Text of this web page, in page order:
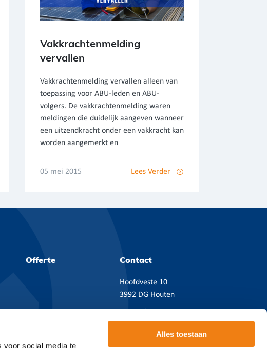
voor social media te
Alles toestaan
Vakkrachtenmelding
vervallen
Vakkrachtenmelding vervallen alleen van
toepassing voor ABU-leden en ABU-
volgers. De vakkrachtenmelding waren
meldingen die duidelijk aangeven wanneer
een uitzendkracht onder een vakkracht kan
worden aangemerkt en
05 mei 2015 Lees Verder
Offerte Contact
Hoofdveste 10
3992 DG Houten